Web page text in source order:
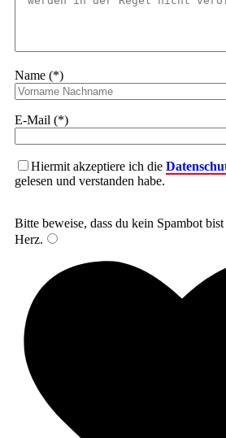
Name (*)
E-Mail (*)
Hiermit akzeptiere ich die
gelesen und verstanden habe.
Bitte beweise, dass du kein Spambot
Herz.